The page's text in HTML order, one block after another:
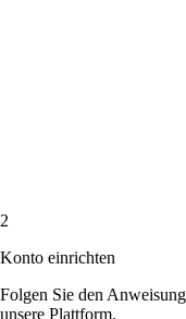
2
Konto einrichten
Folgen Sie den
unsere Plattform.